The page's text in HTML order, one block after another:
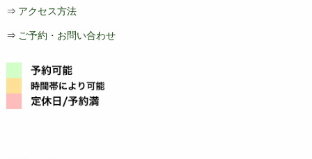
⇒ アクセス方法
⇒ ご予約・お問い合わせ